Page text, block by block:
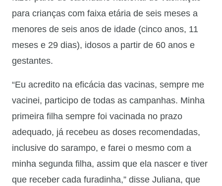
para crianças com faixa etária de seis meses a
menores de seis anos de idade (cinco anos, 11
meses e 29 dias), idosos a partir de 60 anos e
gestantes.
“Eu acredito na eficácia das vacinas, sempre me
vacinei, participo de todas as campanhas. Minha
primeira filha sempre foi vacinada no prazo
adequado, já recebeu as doses recomendadas,
inclusive do sarampo, e farei o mesmo com a
minha segunda filha, assim que ela nascer e tiver
que receber cada furadinha,” disse Juliana, que